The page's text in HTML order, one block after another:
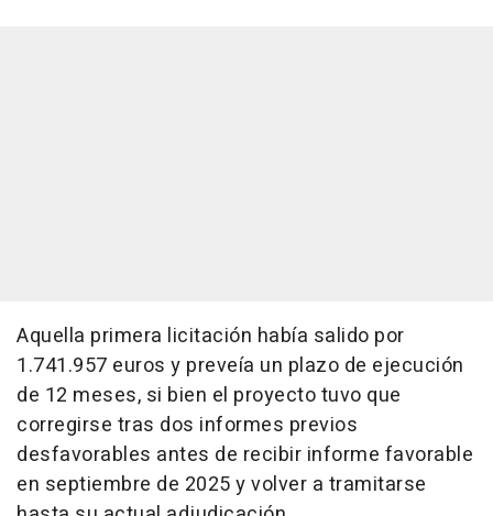
Aquella primera licitación había salido por
1.741.957 euros y preveía un plazo de ejecución
de 12 meses, si bien el proyecto tuvo que
corregirse tras dos informes previos
desfavorables antes de recibir informe favorable
en septiembre de 2025 y volver a tramitarse